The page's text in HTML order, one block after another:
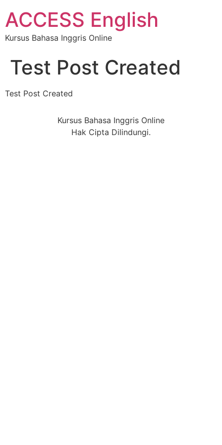
ACCESS English
Kursus Bahasa Inggris Online
Test Post Created
Test Post Created
Kursus Bahasa Inggris Online
Hak Cipta Dilindungi.